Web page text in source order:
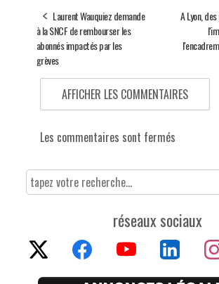
Laurent Wauquiez demande
à la SNCF de rembourser les
abonnés impactés par les
grèves
A Lyon,
AFFICHER LES COMMENTAIRES
Les commentaires sont fermés
réseaux sociaux